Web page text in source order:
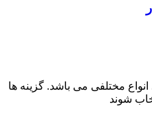
مختلفی می باشد. گزینه ها
شوند